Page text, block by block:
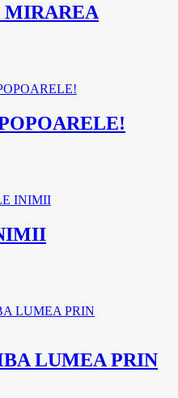
MIRAREA
LUMEA PRIN